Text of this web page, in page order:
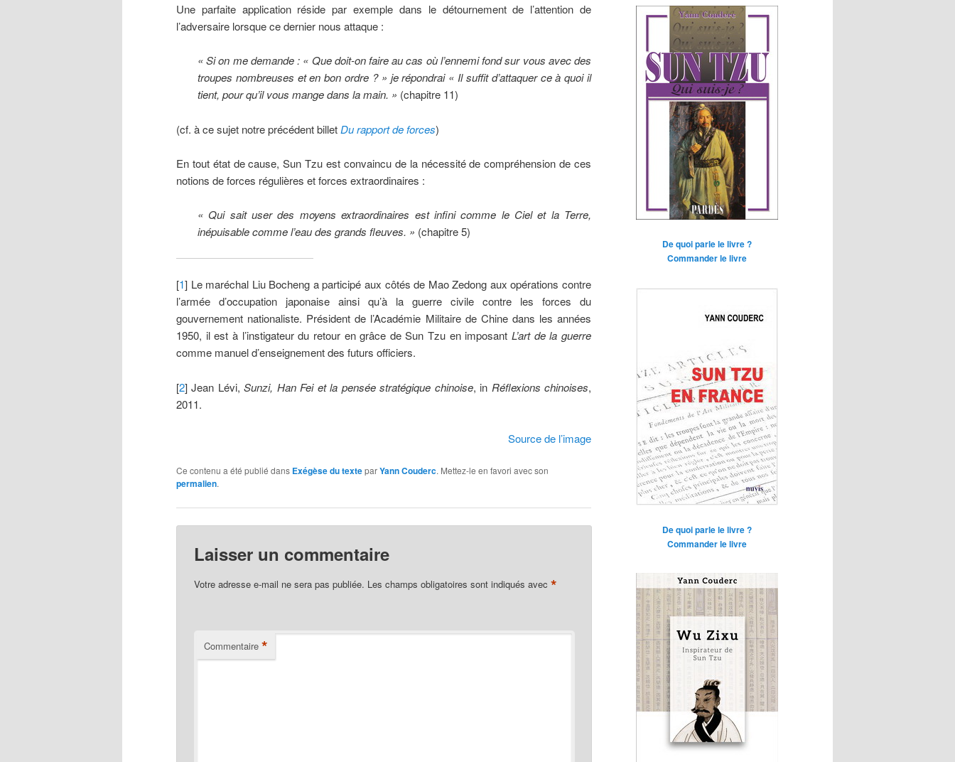
Une parfaite application réside par exemple dans le détournement de l’attention de
l’adversaire lorsque ce dernier nous attaque :
« Si on me demande : « Que doit-on faire au cas où l’ennemi fond sur vous avec des
troupes nombreuses et en bon ordre ? » je répondrai « Il suffit d’attaquer ce à quoi il
tient, pour qu’il vous mange dans la main. » (chapitre 11)
(cf. à ce sujet notre précédent billetDu rapport de forces)
En tout état de cause, Sun Tzu est convaincu de la nécessité de compréhension de ces
notions de forces régulières et forces extraordinaires :
« Qui sait user des moyens extraordinaires est infini comme le Ciel et la Terre,
inépuisable comme l’eau des grands fleuves. » (chapitre 5)
[1] Le maréchal Liu Bocheng a participé aux côtés de Mao Zedong aux opérations contre
l’armée d’occupation japonaise ainsi qu’à la guerre civile contre les forces du
gouvernement nationaliste. Président de l’Académie Militaire de Chine dans les années
1950, il est à l’instigateur du retour en grâce de Sun Tzu en imposantL’art de la guerre
comme manuel d’enseignement des futurs officiers.
[2] Jean Lévi,Sunzi, Han Fei et la pensée stratégique chinoise, in Réflexions chinoises,
2011.
Source de l’image
Ce contenu a été publié dans Exégèse du texteparYann Couderc. Mettez-le en favori avec son
permalien.
Laisser un commentaire
Votre adresse e-mail ne sera pas publiée. Les champs obligatoires sont indiqués avec*
Commentaire *
De quoi parle le livre ?
Commander le livre
De quoi parle le livre ?
Commander le livre